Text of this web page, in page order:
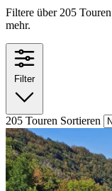
Filtere über 205
mehr.
Filter
205 Touren Sortieren